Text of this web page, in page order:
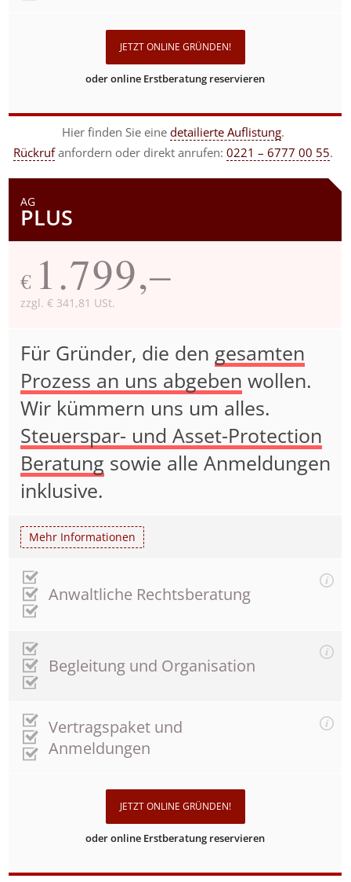
JETZT ONLINE GRÜNDEN!
oder online Erstberatung reservieren
Hier finden Sie einedetailierte Auflistung.
Rückrufanfordern oder direkt anrufen:0221 – 6777 00 55.
AG
PLUS
€ 1.799,–
zzgl. € 341,81 USt.
Für Gründer, die den gesamten
Prozess an uns abgeben wollen.
Wir kümmern uns um alles.
Steuerspar- und Asset-Protection
Beratung sowie alle Anmeldungen
inklusive.
Mehr Informationen
Anwaltliche Rechtsberatung
Begleitung und Organisation
Vertragspaket und
Anmeldungen
JETZT ONLINE GRÜNDEN!
oder online Erstberatung reservieren